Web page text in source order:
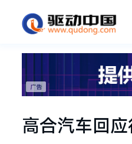
高合汽车回